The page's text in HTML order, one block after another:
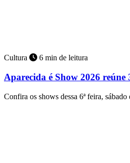
Cultura 6 min de leitura
Aparecida é Show 2026 reúne
Confira os shows dessa 6ª feira,